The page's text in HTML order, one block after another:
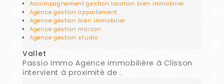
Accompagnement gestion location bien immobilier
Agence gestion appartement
Agence gestion bien immobilier
Agence gestion maison
Agence gestion studio
Vallet
Passio Immo Agence immobilière à Clisson
intervient à proximité de :